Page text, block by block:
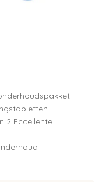
2 Eccellente